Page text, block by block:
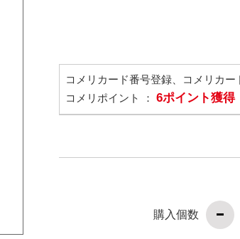
コメリカード番号登録、コメリカー
コメリポイント ： 6ポイント獲得
購入個数